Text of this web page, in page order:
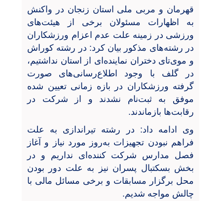
قهرمان و مربی ملی استان زنجان در واکنش
به اظهارات مسئولان برخی از هیئت‌های
ورزشی در زمینه علت عدم اعزام ورزشکاران
در رشته‌های مذکور بیان کرد: در رشته کوراش
و موی‌تای دختران نماینده‌ای از استان نداشتیم،
در گلف با وجود اطلاع‌رسانی‌های صورت
گرفته ورزشکاران در بازه زمانی تعیین شده
موفق به ثبت‌نام نشدند و از شرکت در
رقابت‌ها بازماندند.
وی ادامه داد: در رشته تیراندازی به علت
فراهم نبودن تجهیزات به‌روز مورد نیاز و آغاز
فصل مدارس شرکت کننده‌ای نداریم و در
بخش بسکتبال پسران نیز به علت دور بودن
محل برگزار مسابقات و برخی مسائل مالی با
چالش مواجه شدیم.